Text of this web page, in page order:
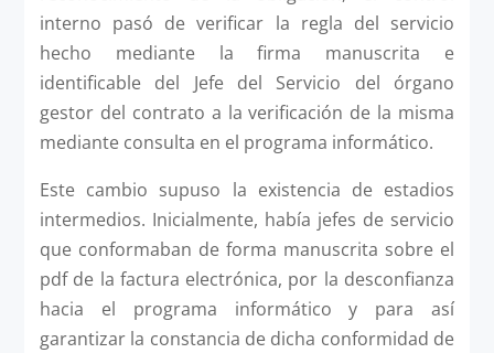
interno pasó de verificar la regla del servicio
hecho mediante la firma manuscrita e
identificable del Jefe del Servicio del órgano
gestor del contrato a la verificación de la misma
mediante consulta en el programa informático.
Este cambio supuso la existencia de estadios
intermedios. Inicialmente, había jefes de servicio
que conformaban de forma manuscrita sobre el
pdf de la factura electrónica, por la desconfianza
hacia el programa informático y para así
garantizar la constancia de dicha conformidad de